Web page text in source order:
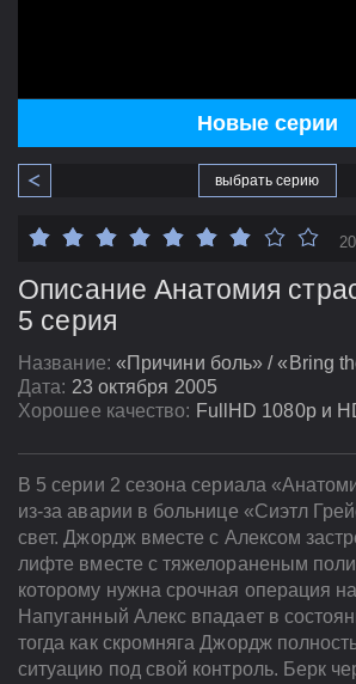
Новые серии
выбрать серию
Описание Анатомия
5 серия
Название: «Причини боль» / «Bring
Дата: 23 октября 2005
Хорошее качество: FullHD 1080p и
В 5 серии 2 сезона сериала
из-за аварии в больнице «Сиэтл
свет. Джордж вместе с Алексом
лифте вместе с тяжелораненым
которому нужна срочная операция
Напуганный Алекс впадает в
тогда как скромняга Джордж
ситуацию под свой контроль. Берк